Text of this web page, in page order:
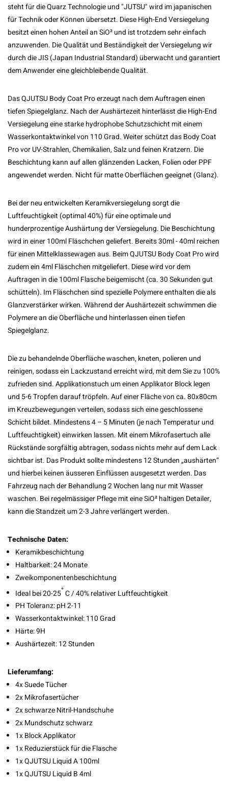
steht für die Quarz Technologie und "JUTSU" wird im japanischen
für Technik oder Können übersetzt. Diese High-End Versiegelung
besitzt einen hohen Anteil an SiO² und ist trotzdem sehr einfach
anzuwenden. Die Qualität und Beständigkeit der Versiegelung wir
durch die JIS (Japan Industrial Standard) überwacht und garantiert
dem Anwender eine gleichbleibende Qualität.
Das QJUTSU Body Coat Pro erzeugt nach dem Auftragen einen
tiefen Spiegelglanz. Nach der Aushärtezeit hinterlässt die High-End
Versiegelung eine starke hydrophobe Schutzschicht mit einem
Wasserkontaktwinkel von 110 Grad. Weiter schützt das Body Coat
Pro vor UV-Strahlen, Chemikalien, Salz und feinen Kratzern. Die
Beschichtung kann auf allen glänzenden Lacken, Folien oder PPF
angewendet werden. Nicht für matte Oberflächen geeignet (Glanz).
Bei der neu entwickelten Keramikversiegelung sorgt die
Luftfeuchtigkeit (optimal 40%) für eine optimale und
hunderprozentige Aushärtung der Versiegelung. Die Beschichtung
wird in einer 100ml Fläschchen geliefert. Bereits 30ml - 40ml reichen
für einen Mittelklassewagen aus. Beim QJUTSU Body Coat Pro wird
zudem ein 4ml Fläschchen mitgeliefert. Diese wird vor dem
Auftragen in die 100ml Flasche beigemischt (ca. 30 Sekunden gut
schütteln). Im Fläschchen sind spezielle Polymere enthalten die als
Glanzverstärker wirken. Während der Aushärtezeit schwimmen die
Polymere an die Oberfläche und hinterlassen einen tiefen
Spiegelglanz.
Die zu behandelnde Oberfläche waschen, kneten, polieren und
reinigen, sodass ein Lackzustand erreicht wird, mit dem Sie zu 100%
zufrieden sind. Applikationstuch um einen Applikator Block legen
und 5-6 Tropfen darauf tröpfeln. Auf einer Fläche von ca. 80x80cm
im Kreuzbewegungen verteilen, sodass sich eine geschlossene
Schicht bildet. Mindestens 4 – 5 Minuten (je nach Temperatur und
Luftfeuchtigkeit) einwirken lassen. Mit einem Mikrofasertuch alle
Rückstände sorgfältig abtragen, sodass nichts mehr auf dem Lack
sichtbar ist. Das Produkt sollte mindestens 12 Stunden „aushärten“
und hierbei keinen äusseren Einflüssen ausgesetzt werden. Das
Fahrzeug nach der Behandlung 2 Wochen lang nur mit Wasser
waschen. Bei regelmässiger Pflege mit eine SiO² haltigen Detailer,
kann die Standzeit um 2-3 Jahre verlängert werden.
Technische Daten:
Keramikbeschichtung
Haltbarkeit: 24 Monate
Zweikomponentenbeschichtung
Ideal bei 20-25°C / 40% relativer Luftfeuchtigkeit
PH Toleranz: pH 2-11
Wasserkontaktwinkel: 110 Grad
Härte: 9H
Aushärtezeit: 12 Stunden
Lieferumfang:
4x Suede Tücher
2x Mikrofasertücher
2x schwarze Nitril-Handschuhe
2x Mundschutz schwarz
1x Block Applikator
1x Reduzierstück für die Flasche
1x QJUTSU Liquid A 100ml
1x QJUTSU Liquid B 4ml